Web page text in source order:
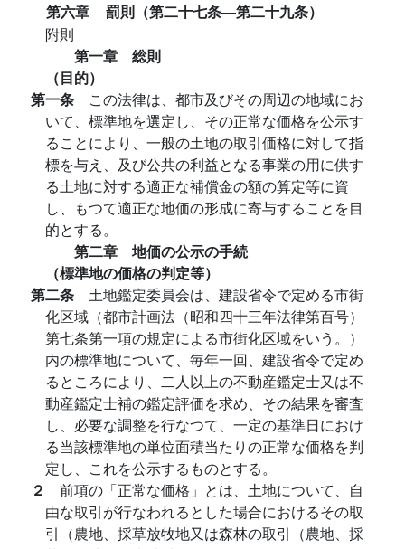
第六章
罰則（第二十七条―第二十九条）
附則
第一章 総則
（目的）
第一条 この法律は、都市及びその周辺の地域にお
いて、標準地を選定し、その正常な価格を公示す
ることにより、一般の土地の取引価格に対して指
標を与え、及び公共の利益となる事業の用に供す
る土地に対する適正な補償金の額の算定等に資
し、もつて適正な地価の形成に寄与することを目
的とする。
第二章 地価の公示の手続
（標準地の価格の判定等）
第二条 土地鑑定委員会は、建設省令で定める市街
化区域（都市計画法（昭和四十三年法律第百号）
第七条第一項の規定による市街化区域をいう。）
内の標準地について、毎年一回、建設省令で定め
るところにより、二人以上の不動産鑑定士又は不
動産鑑定士補の鑑定評価を求め、その結果を審査
し、必要な調整を行なつて、一定の基準日におけ
る当該標準地の単位面積当たりの正常な価格を判
定し、これを公示するものとする。
２ 前項の「正常な価格」とは、土地について、自
由な取引が行なわれるとした場合におけるその取
引（農地、採草放牧地又は森林の取引（農地、採